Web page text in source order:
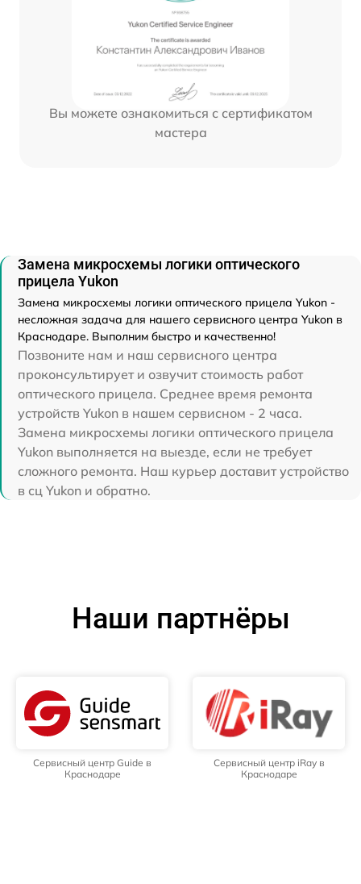
Вы можете ознакомиться с сертификатом
мастера
Замена микросхемы логики оптического
прицела Yukon
Замена микросхемы логики оптического прицела Yukon -
несложная задача для нашего сервисного центра Yukon в
Краснодаре. Выполним быстро и качественно!
Позвоните нам и наш сервисного центра
проконсультирует и озвучит стоимость работ
оптического прицела. Среднее время ремонта
устройств Yukon в нашем сервисном - 2 часа.
Замена микросхемы логики оптического прицела
Yukon выполняется на выезде, если не требует
сложного ремонта. Наш курьер доставит устройство
в сц Yukon и обратно.
Наши партнёры
Сервисный центр Guide в
Краснодаре
Сервисный центр iRay в
Краснодаре